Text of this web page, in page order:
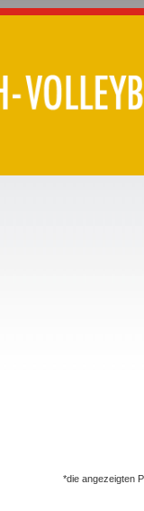
*die angezeigten